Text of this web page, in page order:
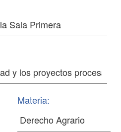
Materia: